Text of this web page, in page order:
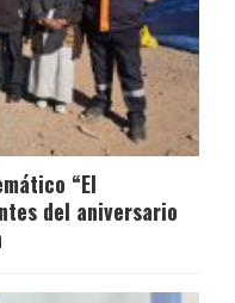
“El
del aniversario